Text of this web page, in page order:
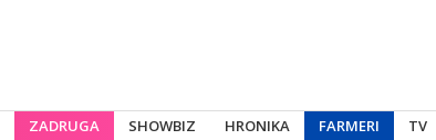
ZADRUGA SHOWBIZ HRONIKA FARMERI TV